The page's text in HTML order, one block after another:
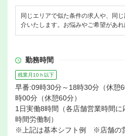
同じエリアで似た条件の求人や、同
介いたします。お悩みやご希望があ
勤務時間
残業月10ｈ以下
早番:09時30分～18時30分（休憩
時00分（休憩60分）
1日実働8時間（各店舗営業時間
時間労働制）
※上記は基本シフト例 ※店舗の